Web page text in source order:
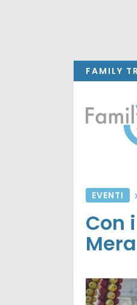
FAMILY
EVENTI
Con